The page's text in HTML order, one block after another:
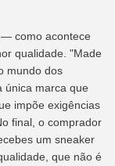
como acontece
qualidade. "Made
mundo dos
única marca que
impõe exigências
final, o comprador
um sneaker
que não é